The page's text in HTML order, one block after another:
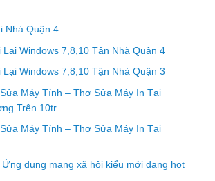
Nhà Quận 4
Lại Windows 7,8,10 Tận Nhà Quận 4
Lại Windows 7,8,10 Tận Nhà Quận 3
Máy Tính – Thợ Sửa Máy In Tại
Trên 10tr
Máy Tính – Thợ Sửa Máy In Tại
Ứng dụng mạng xã hội kiểu mới đang hot